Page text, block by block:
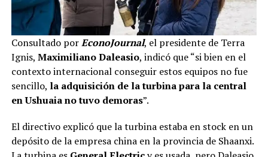
Consultado porEconoJournal, el presidente de Terra
Ignis, Maximiliano Daleasio, indicó que “si bien en el
contexto internacional conseguir estos equipos no fue
sencillo, la adquisición de la turbina para la central
en Ushuaia no tuvo demoras”.
El directivo explicó que la turbina estaba en stock en un
depósito de la empresa china en la provincia de Shaanxi.